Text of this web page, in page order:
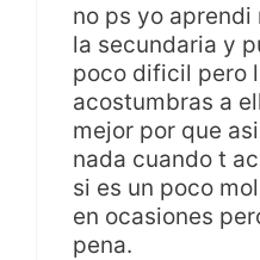
no ps yo
la secundaria y
poco dificil pero
acostumbras a
mejor por que
nada cuando t
si es un poco
en ocasiones
pena.